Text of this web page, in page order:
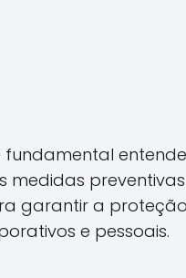
fundamental
medidas preventivas
garantir a
e pessoais.